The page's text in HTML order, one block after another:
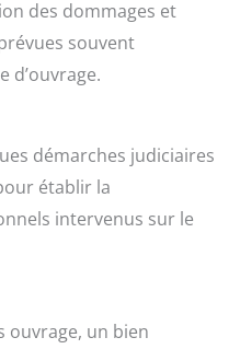
des dommages et
souvent
d’ouvrage.
démarches judiciaires
établir la
intervenus sur le
ouvrage, un bien